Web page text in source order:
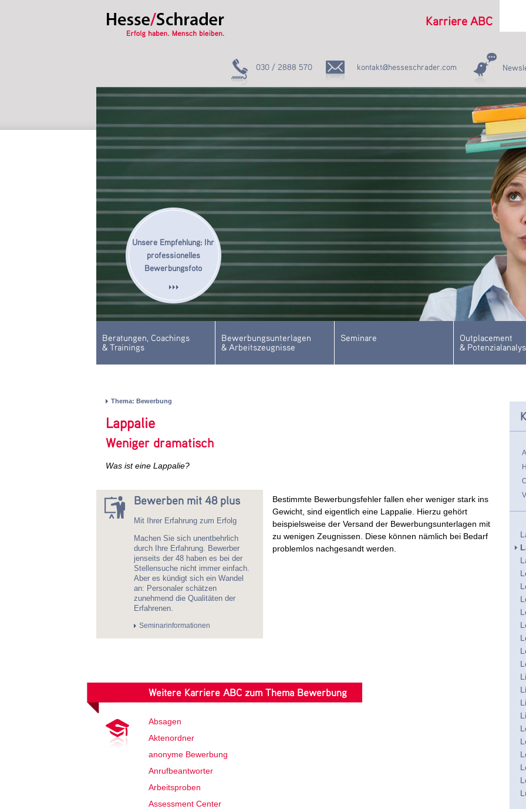
030 / 2888 570 kontakt@hesseschrader.com
Beratungen, Coachings
& Trainings
Bewerbungsunterlagen
& Arbeitszeugnisse
Seminare
Outplacement
&
Thema: Bewerbung
Lappalie
Weniger dramatisch
Was ist eine Lappalie?
Bewerben mit 48 plus
Mit Ihrer Erfahrung zum Erfolg
Machen Sie sich unentbehrlich
durch Ihre Erfahrung. Bewerber
jenseits der 48 haben es bei der
Stellensuche nicht immer einfach.
Aber es kündigt sich ein Wandel
an: Personaler schätzen
zunehmend die Qualitäten der
Erfahrenen.
Seminarinformationen
Bestimmte Bewerbungsfehler fallen eher weniger stark ins
Gewicht, sind eigentlich eine Lappalie. Hierzu gehört
beispielsweise der Versand der Bewerbungsunterlagen mit
zu wenigen Zeugnissen. Diese können nämlich bei Bedarf
problemlos nachgesandt werden.
Weitere Karriere ABC zum Thema Bewerbung
Absagen
Aktenordner
anonyme Bewerbung
Anrufbeantworter
Arbeitsproben
Assessment Center
A
V
Karriere ABC
Unsere Empfehlung: Ihr
professionelles
Bewerbungsfoto